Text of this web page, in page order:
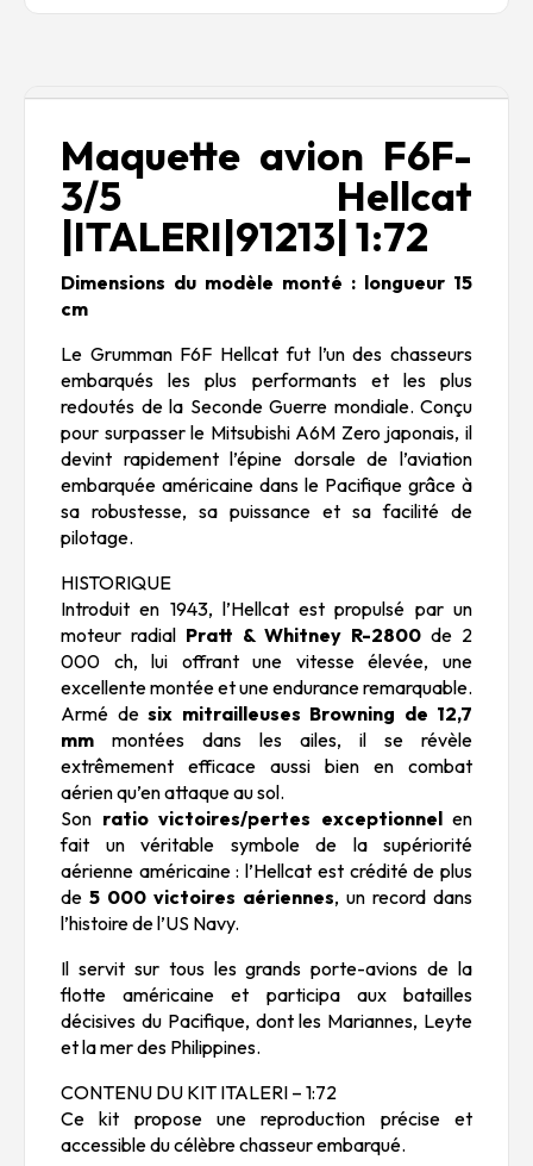
Maquette avion F6F-
3/5 Hellcat
|ITALERI|91213| 1:72
Dimensions du modèle monté : longueur 15
cm
Le Grumman F6F Hellcat fut l’un des chasseurs
embarqués les plus performants et les plus
redoutés de la Seconde Guerre mondiale. Conçu
pour surpasser le Mitsubishi A6M Zero japonais, il
devint rapidement l’épine dorsale de l’aviation
embarquée américaine dans le Pacifique grâce à
sa robustesse, sa puissance et sa facilité de
pilotage.
HISTORIQUE
Introduit en 1943, l’Hellcat est propulsé par un
moteur radial Pratt & Whitney R-2800 de 2
000 ch, lui offrant une vitesse élevée, une
excellente montée et une endurance remarquable.
Armé de six mitrailleuses Browning de 12,7
mm montées dans les ailes, il se révèle
extrêmement efficace aussi bien en combat
aérien qu’en attaque au sol.
Son ratio victoires/pertes exceptionnelen
fait un véritable symbole de la supériorité
aérienne américaine : l’Hellcat est crédité de plus
de 5 000 victoires aériennes, un record dans
l’histoire de l’US Navy.
Il servit sur tous les grands porte-avions de la
flotte américaine et participa aux batailles
décisives du Pacifique, dont les Mariannes, Leyte
et la mer des Philippines.
CONTENU DU KIT ITALERI – 1:72
Ce kit propose une reproduction précise et
accessible du célèbre chasseur embarqué.